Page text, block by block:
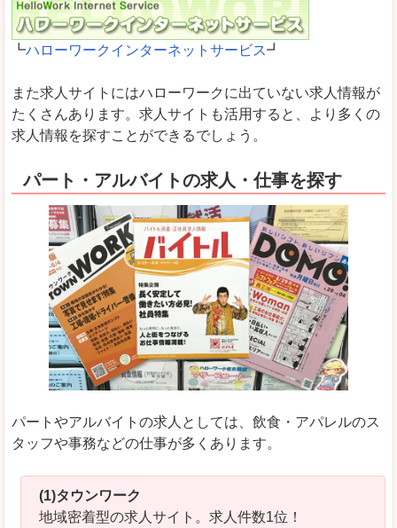
┗ハローワークインターネットサービス┛
また求人サイトにはハローワークに出ていない求人情報が
たくさんあります。求人サイトも活用すると、より多くの
求人情報を探すことができるでしょう。
パート・アルバイトの求人・仕事を探す
パートやアルバイトの求人としては、飲食・アパレルのス
タッフや事務などの仕事が多くあります。
(1)タウンワーク
地域密着型の求人サイト。求人件数1位！